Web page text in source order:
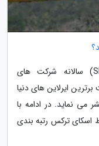
موسسه تحقیقاتی اسکای ترکس (Skytrax) سالانه شرکت های
برترین ایرلاین های دنیا
می نماید. در ادامه با
برتر سال 2016 که توسط اسکای ترکس رتبه بندی